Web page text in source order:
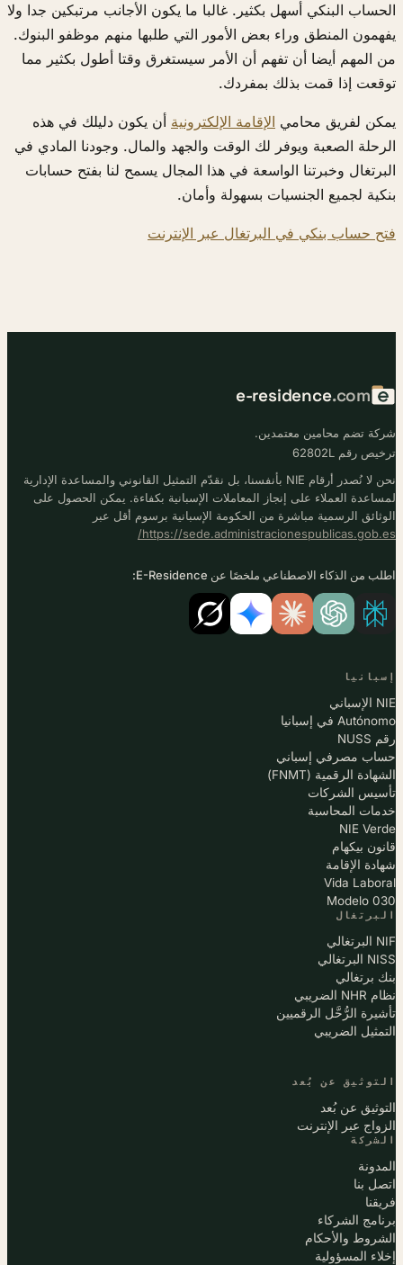
الحساب البنكي أسهل بكثير. غالبا ما يكون الأجانب مرتبكين جدا ولا
يفهمون المنطق وراء بعض الأمور التي طلبها منهم موظفو البنوك.
من المهم أيضا أن تفهم أن الأمر سيستغرق وقتا أطول بكثير مما
توقعت إذا قمت بذلك بمفردك.
يمكن لفريق محامي الإقامة الإلكترونية أن يكون دليلك في هذه
الرحلة الصعبة ويوفر لك الوقت والجهد والمال. وجودنا المادي في
البرتغال وخبرتنا الواسعة في هذا المجال يسمح لنا بفتح حسابات
بنكية لجميع الجنسيات بسهولة وأمان.
فتح حساب بنكي في البرتغال عبر الإنترنت
e-residence.com
شركة تضم محامين معتمدين.
ترخيص رقم 62802L
نحن لا نُصدر أرقام NIE بأنفسنا، بل نقدّم التمثيل القانوني والمساعدة الإدارية
لمساعدة العملاء على إنجاز المعاملات الإسبانية بكفاءة. يمكن الحصول على
الوثائق الرسمية مباشرة من الحكومة الإسبانية برسوم أقل عبر
https://sede.administracionespublicas.gob.es/
اطلب من الذكاء الاصطناعي ملخصًا عن E-Residence:
إسبانيا
NIE الإسباني
Autónomo في إسبانيا
رقم NUSS
حساب مصرفي إسباني
الشهادة الرقمية (FNMT)
تأسيس الشركات
خدمات المحاسبة
NIE Verde
قانون بيكهام
شهادة الإقامة
Vida Laboral
Modelo 030
البرتغال
NIF البرتغالي
NISS البرتغالي
بنك برتغالي
نظام NHR الضريبي
تأشيرة الرُّحَّل الرقميين
التمثيل الضريبي
التوثيق عن بُعد
التوثيق عن بُعد
الزواج عبر الإنترنت
الشركة
المدونة
اتصل بنا
فريقنا
برنامج الشركاء
الشروط والأحكام
إخلاء المسؤولية